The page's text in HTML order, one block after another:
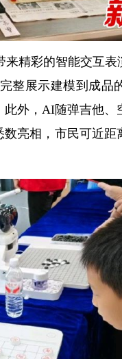
精彩的智能交互
整展示建模到成品
外，AI随弹吉他、
亮相，市民可近距